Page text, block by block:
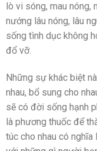
lò vi sóng, mau nóng,
nướng lâu nóng, lâu
sống tình dục không
đổ vỡ.
Những sự khác biệt
nhau, bổ sung cho
sẽ có đời sống hạnh
là phương thuốc để
túc cho nhau có nghĩa